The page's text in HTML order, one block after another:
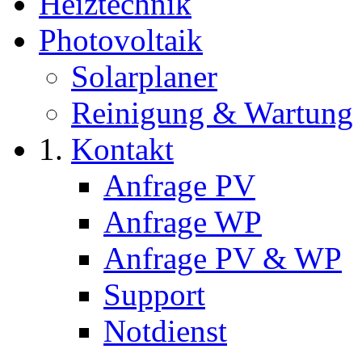
Photovoltaik
Solarplaner
Reinigung & Wartung
Kontakt
Anfrage PV
Anfrage WP
Anfrage PV & WP
Support
Notdienst